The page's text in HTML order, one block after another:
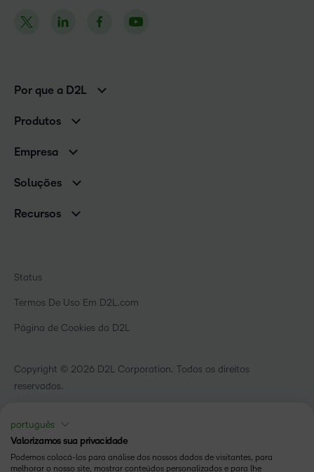
Por que a D2L
Clientes de associações
Produtos
Serviços e suporte
Nuvem Brightspace
Empresa
Contato e unidades
Notícias
Soluções
Educação básica
Instituições de capacitação
Recursos
Comunidade
Copyright © 2026 D2L Corporation. Todos os direitos
reservados.
Status
Termos De Uso Em D2L.com
Página de Cookies da D2L
português
Valorizamos sua privacidade
Podemos colocá-los para análise dos nossos dados de visitantes, para
melhorar o nosso site, mostrar conteúdos personalizados e para lhe